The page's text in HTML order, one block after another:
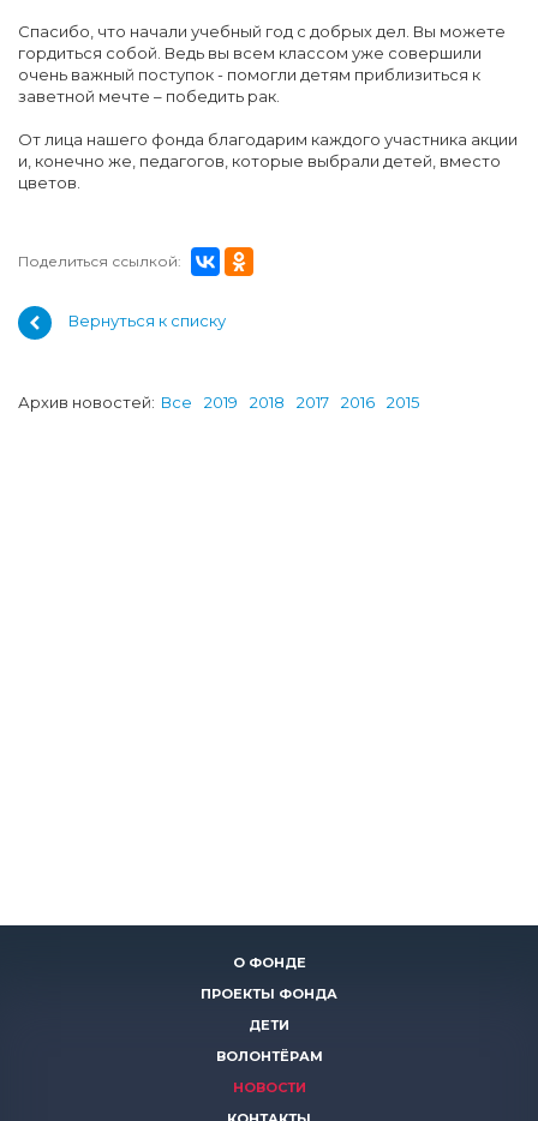
Спасибо, что начали учебный год с добрых дел. Вы можете
гордиться собой. Ведь вы всем классом уже совершили
очень важный поступок - помогли детям приблизиться к
заветной мечте – победить рак.
От лица нашего фонда благодарим каждого участника акции
и, конечно же, педагогов, которые выбрали детей, вместо
цветов.
Поделиться ссылкой:
Вернуться к списку
Архив новостей: Все 2019 2018 2017 2016 2015
О ФОНДЕ
ПРОЕКТЫ ФОНДА
ДЕТИ
ВОЛОНТЁРАМ
НОВОСТИ